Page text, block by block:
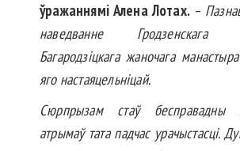
ўражаннямі Алена Лотах.–
наведванне Гродзенскага
Багародзіцкага жаночага
яго настаяцельніцай.
Сюрпрызам стаў бесправадны
атрымаў тата падчас урачыстасці.